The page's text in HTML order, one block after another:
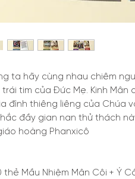
ta hãy cùng nhau chiêm
tim của Đức Mẹ. Kinh
đình thiêng liêng của Chúa
đầy gian nan thử thách
hoàng Phanxicô
thẻ Mầu Nhiệm Mân Côi + Ý